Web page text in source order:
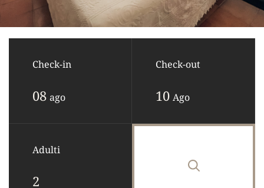
Check-in
08 ago
Check-out
10 Ago
Adulti